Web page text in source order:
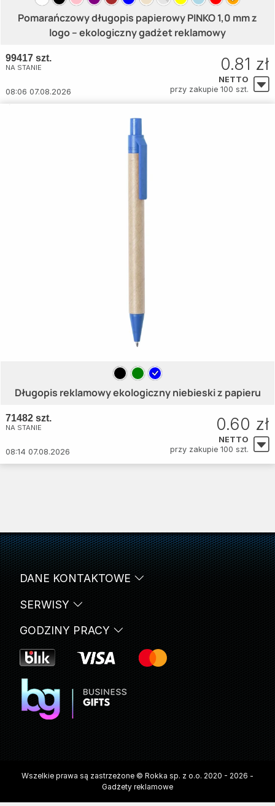
Pomarańczowy długopis papierowy PINKO 1,0 mm z
logo – ekologiczny gadżet reklamowy
99417 szt.
NA STANIE
08:06 07.08.2026
0.81 zł
NETTO
przy zakupie 100 szt.
Długopis reklamowy ekologiczny niebieski z papieru
71482 szt.
NA STANIE
08:14 07.08.2026
0.60 zł
NETTO
przy zakupie 100 szt.
SERWISY
DANE KONTAKTOWE
GODZINY PRACY
Wszelkie prawa są zastrzeżone © Rokka sp. z o.o. 2020 - 2026 -
Gadżety reklamowe